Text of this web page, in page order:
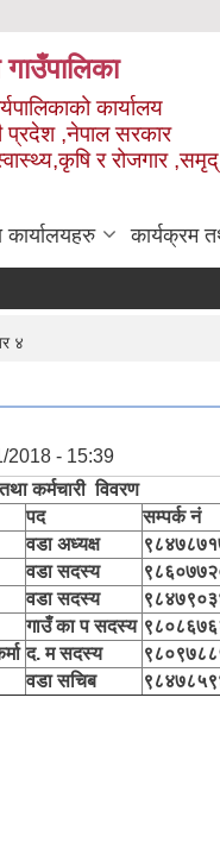
कार्यालय
प्रदेश ,नेपाल सरकार
र रोजगार
कार्यालयहरु कार्यक्रम
४
2018 - 15:39
कर्मचारी विवरण
पद
सम्पर्क नं
वडा अध्यक्ष
वडा सदस्य
वडा सदस्य
गाउँ का प सदस्य
द. म सदस्य
वडा सचिब